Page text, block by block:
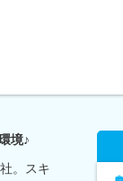
境♪
。スキ